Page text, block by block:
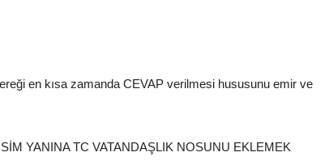
en kısa zamanda CEVAP verilmesi hususunu emir ve
YANINA TC VATANDAŞLIK NOSUNU EKLEMEK